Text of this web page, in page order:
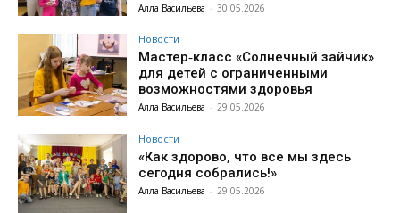
Алла Васильева - 30.05.2026
Новости
Мастер‑класс «Солнечный зайчик»
для детей с ограниченными
возможностями здоровья
Алла Васильева - 29.05.2026
Новости
«Как здорово, что все мы здесь
сегодня собрались!»
Алла Васильева - 29.05.2026